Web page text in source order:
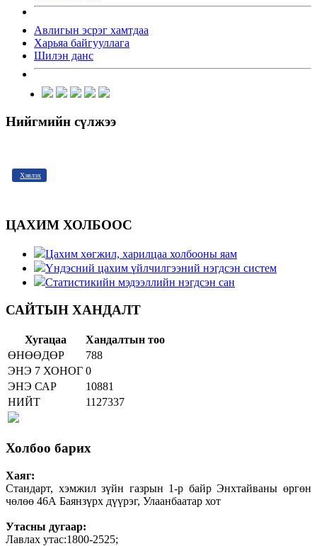
Авлигын эсрэг хамтдаа
Харьяа байгууллага
Шилэн данс
Нийгмийн сүлжээ
Хэвлэх
ЦАХИМ ХОЛБООС
Цахим хөгжил, харилцаа холбооны яам
Үндэсний цахим үйлчилгээний нэгдсэн систем
Статистикийн мэдээллийн нэгдсэн сан
САЙТЫН ХАНДАЛТ
Хугацаа
Хандалтын тоо
ӨНӨӨДӨР
788
ЭНЭ 7 ХОНОГ 0
ЭНЭ САР
10881
НИЙТ
1127337
Холбоо барих
Хаяг:
Стандарт, хэмжил зүйн газрын 1-р байр Энхтайваны өргөн
чөлөө 46А Баянзүрх дүүрэг, Улаанбаатар хот
Утасны дугаар:
Лавлах утас:1800-2525;